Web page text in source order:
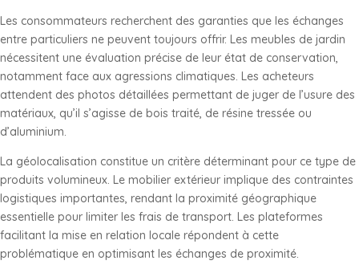
Les consommateurs recherchent des garanties que les échanges
entre particuliers ne peuvent toujours offrir. Les meubles de jardin
nécessitent une évaluation précise de leur état de conservation,
notamment face aux agressions climatiques. Les acheteurs
attendent des photos détaillées permettant de juger de l’usure des
matériaux, qu’il s’agisse de bois traité, de résine tressée ou
d’aluminium.
La géolocalisation constitue un critère déterminant pour ce type de
produits volumineux. Le mobilier extérieur implique des contraintes
logistiques importantes, rendant la proximité géographique
essentielle pour limiter les frais de transport. Les plateformes
facilitant la mise en relation locale répondent à cette
problématique en optimisant les échanges de proximité.